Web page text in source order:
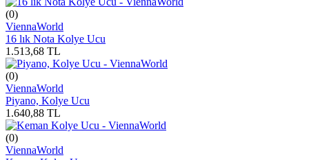
(0)
ViennaWorld
16 lık Nota Kolye Ucu
1.513,68 TL
(0)
ViennaWorld
Piyano, Kolye Ucu
1.640,88 TL
(0)
ViennaWorld